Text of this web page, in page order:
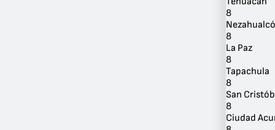
8
8
La Paz
8
Tapachula
8
San
8
Ciudad